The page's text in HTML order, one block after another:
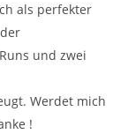
als perfekter
und zwei
Werdet mich
!